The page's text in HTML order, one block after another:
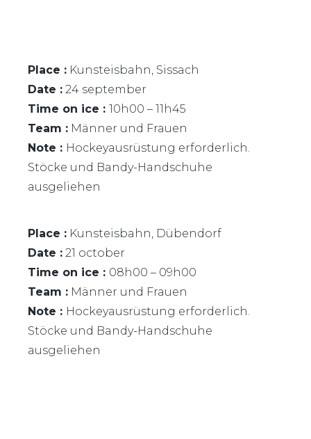
Place : Kunsteisbahn, Sissach
Date : 24 september
Time on ice : 10h00 – 11h45
Team : Männer und Frauen
Note : Hockeyausrüstung erforderlich.
Stöcke und Bandy-Handschuhe
ausgeliehen
Place : Kunsteisbahn, Dübendorf
Date : 21 october
Time on ice : 08h00 – 09h00
Team : Männer und Frauen
Note : Hockeyausrüstung erforderlich.
Stöcke und Bandy-Handschuhe
ausgeliehen